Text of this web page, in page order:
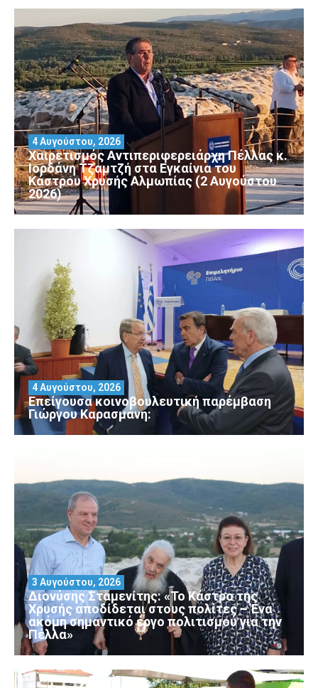
Χαιρετισμός Αντιπεριφερειάρχη Πέλλας κ.
Ιορδάνη Τζαμτζή στα Εγκαίνια του
Κάστρου Χρυσής Αλμωπίας (2 Αυγούστου
2026)
4 Αυγούστου, 2026
Επείγουσα κοινοβουλευτική παρέμβαση
Γιώργου Καρασμάνη:
4 Αυγούστου, 2026
Διονύσης Σταμενίτης: «Το Κάστρο της
Χρυσής αποδίδεται στους πολίτες – Ένα
ακόμη σημαντικό έργο πολιτισμού για την
Πέλλα»
3 Αυγούστου, 2026